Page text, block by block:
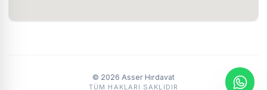
© 2026 Asser Hırdavat
TÜM HAKLARI SAKLIDIR